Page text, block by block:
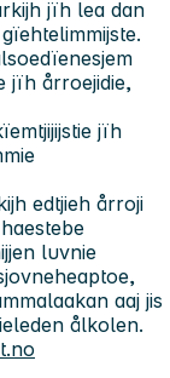
jïh lea dan
jïh årroejidie,
jïh
edtjieh årroji
luvnie
aaj jis
ålkolen.